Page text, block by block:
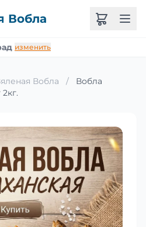
Вобла
изменить
Вобла /
Вобла